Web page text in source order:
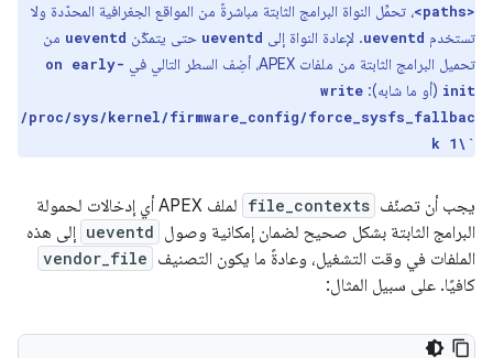
<paths>، تحمِّل النواة البرامج الثابتة مباشرةً من المواقع الجغرافية المحدّدة ولا
تستخدم ueventd. لإعادة النواة إلى ueventd حتى يتمكّن ueventd من
تحميل البرامج الثابتة من ملفات APEX، أضِف السطر التالي في
on early-
init (أو ما شابه): write
/proc/sys/kernel/firmware_config/force_sysfs_fallbac
k 1\`
يجب أن تصنّف file_contexts
لملف APEX أي إدخالات لحمولة
البرامج الثابتة بشكل صحيح لضمان إمكانية وصول ueventd إلى هذه
الملفات في وقت التشغيل، وعادةً ما يكون التصنيف vendor_file
كافيًا. على سبيل المثال: